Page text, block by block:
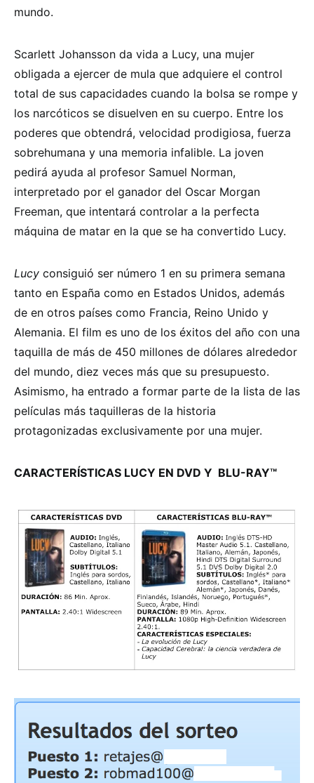
mundo.
Scarlett Johansson da vida a Lucy, una mujer
obligada a ejercer de mula que adquiere el control
total de sus capacidades cuando la bolsa se rompe y
los narcóticos se disuelven en su cuerpo. Entre los
poderes que obtendrá, velocidad prodigiosa, fuerza
sobrehumana y una memoria infalible. La joven
pedirá ayuda al profesor Samuel Norman,
interpretado por el ganador del Oscar Morgan
Freeman, que intentará controlar a la perfecta
máquina de matar en la que se ha convertido Lucy.
Lucy consiguió ser número 1 en su primera semana
tanto en España como en Estados Unidos, además
de en otros países como Francia, Reino Unido y
Alemania. El film es uno de los éxitos del año con una
taquilla de más de 450 millones de dólares alrededor
del mundo, diez veces más que su presupuesto.
Asimismo, ha entrado a formar parte de la lista de las
películas más taquilleras de la historia
protagonizadas exclusivamente por una mujer.
CARACTERÍSTICAS LUCY EN DVD Y BLU-RAY™